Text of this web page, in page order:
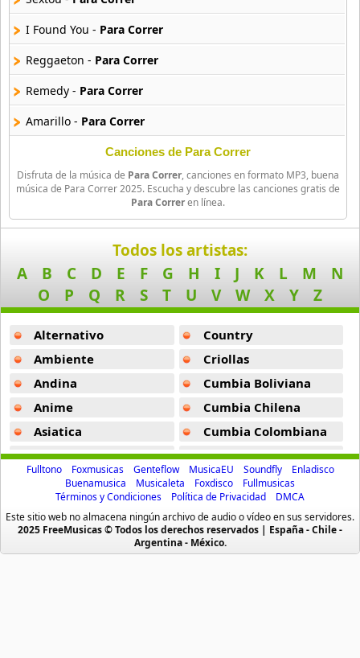
90s Latin Music
50 músicas online
90s Party Hits
58 músicas online
90s Pop Rock
50 músicas online
90s Rap
Acoustic Pop
49 músicas online
Acoustic Soul
Alabanza y Adoracion
50 músicas online
All Out 80s 90s Hits
200 músicas online
Alt Running
50 músicas online
I Found You - Para Correr
Reggaeton - Para Correr
Remedy - Para Correr
Amarillo - Para Correr
Para Correr
Dialeto -Para Correr
Para Correr
No Me Conoce (Remix) -
Para Correr
Trankuilo -Para Correr
Meu Size -Para Correr
Spectrum -Para Correr
Heaven -Para Correr
Canciones de Para Correr
Disfruta de la música de Para Correr, canciones en formato MP3, buena
música de Para Correr 2025. Escucha y descubre las canciones gratis de
Para Correren línea.
Todos los artistas:
A
B C D E F G H I J K L M
N
O
P Q R S T U V W X Y Z
Alternativo
Ambiente
Andina
Anime
Asiatica
Atevip
Bachatas
Baladas
Baladas De Oro
Baladas En Ingles
Country
Criollas
Cumbia Boliviana
Cumbia Chilena
Cumbia Colombiana
Cumbia Ecuatoriana
Cumbia Mexicana
Cumbia Pop
Cumbia Surena
Cumbias
Fulltono Foxmusicas Genteflow MusicaEU Soundfly
Enladisco
Buenamusica
Musicaleta Foxdisco
Fullmusicas
Términos y Condiciones
Política de Privacidad
DMCA
Este sitio web no almacena ningún archivo de audio o vídeo en sus servidores.
2025 FreeMusicas © Todos los derechos reservados | España - Chile -
Argentina - México.